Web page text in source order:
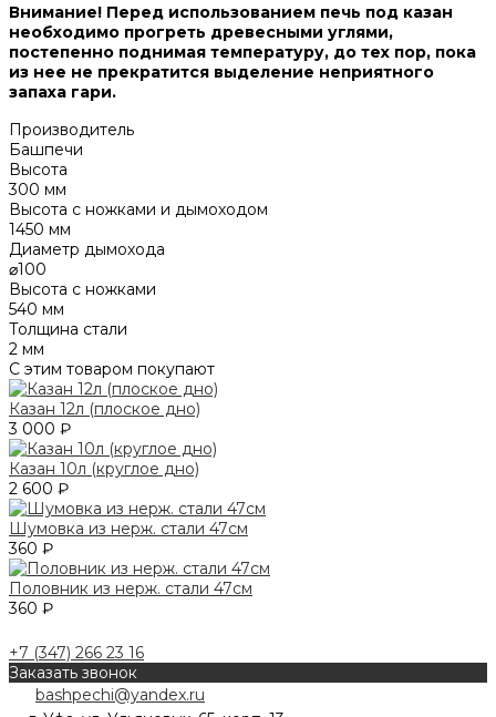
Внимание! Перед использованием печь под казан
необходимо прогреть древесными углями,
постепенно поднимая температуру, до тех пор, пока
из нее не прекратится выделение неприятного
запаха гари.
Производитель
Башпечи
Высота
300 мм
Высота с ножками и дымоходом
1450 мм
Диаметр дымохода
⌀100
Высота с ножками
540 мм
Толщина стали
2 мм
С этим товаром покупают
Казан 12л (плоское дно)
3 000 ₽
Казан 10л (круглое дно)
2 600 ₽
Шумовка из нерж. стали 47см
360 ₽
Половник из нерж. стали 47см
360 ₽
+7 (347) 266 23 16
Заказать звонок
bashpechi@yandex.ru